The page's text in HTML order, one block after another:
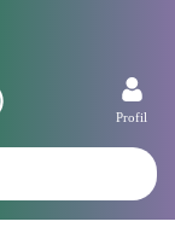
Profil